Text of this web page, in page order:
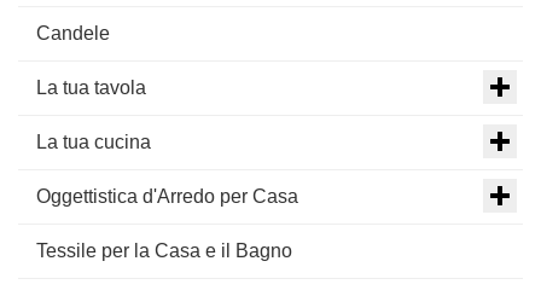
Candele
La tua tavola
La tua cucina
Oggettistica d'Arredo per Casa
Tessile per la Casa e il Bagno